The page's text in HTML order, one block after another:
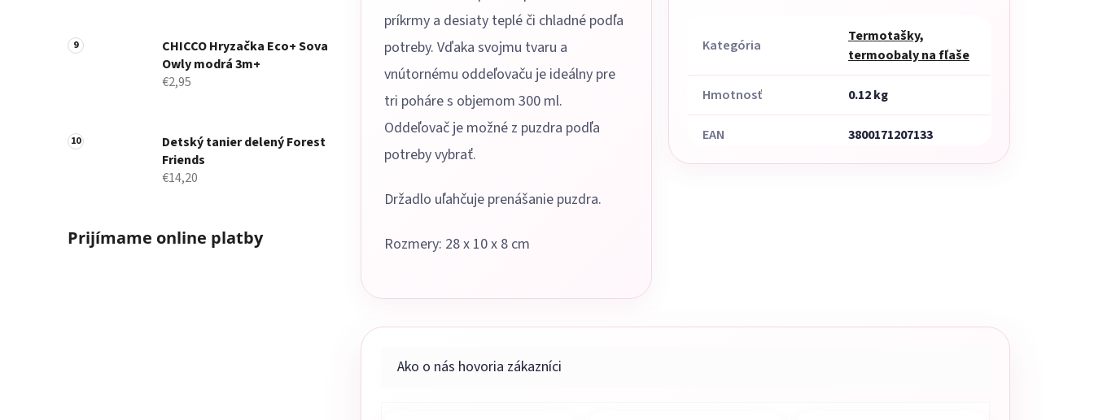
CHICCO Hryzačka Eco+ Sova
Owly modrá 3m+
€2,95
Detský tanier delený Forest
Friends
€14,20
Prijímame online platby
príkrmy a desiaty teplé či chladné podľa
potreby. Vďaka svojmu tvaru a
vnútornému oddeľovaču je ideálny pre
tri poháre s objemom 300 ml.
Oddeľovač je možné z puzdra podľa
potreby vybrať.
Držadlo uľahčuje prenášanie puzdra.
Rozmery: 28 x 10 x 8 cm
Kategória
Termotašky,
termoobaly na fľaše
Hmotnosť 0.12 kg
EAN 3800171207133